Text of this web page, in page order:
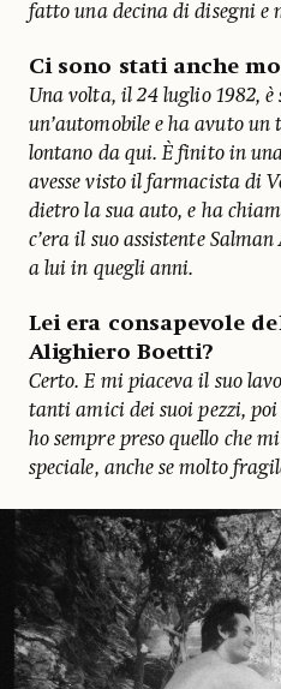
fatto una decina di disegni e
Ci sono stati anche
Una volta, il 24 luglio 1982, è
un’automobile e ha avuto
lontano da qui. È finito in
avesse visto il farmacista di
dietro la sua auto, e ha
c’era il suo assistente
a lui in quegli anni.
Lei era consapevole
Alighiero Boetti?
Certo. E mi piaceva il suo
tanti amici dei suoi pezzi,
ho sempre preso quello che
speciale, anche se molto